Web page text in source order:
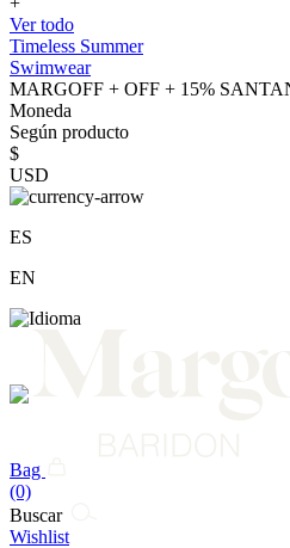
Ver todo
Timeless Summer
Swimwear
MARGOFF + OFF + 15%
Moneda
Según producto
$
USD
ES
EN
Bag
(0)
Buscar
Wishlist